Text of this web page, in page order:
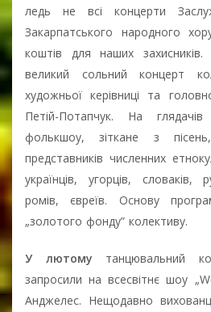
ледь не всі концерти
Закарпатського народного
коштів для наших
великий сольний концерт
художньої керівниці та
Петій-Потапчук. На
фолькшоу, зіткане з
представників численних
українців, угорців, словаків,
ромів, євреїв. Основу
„золотого фонду” колективу.
У лютому танцювальний
запросили на всесвітнє шоу
Анджелес. Нещодавно